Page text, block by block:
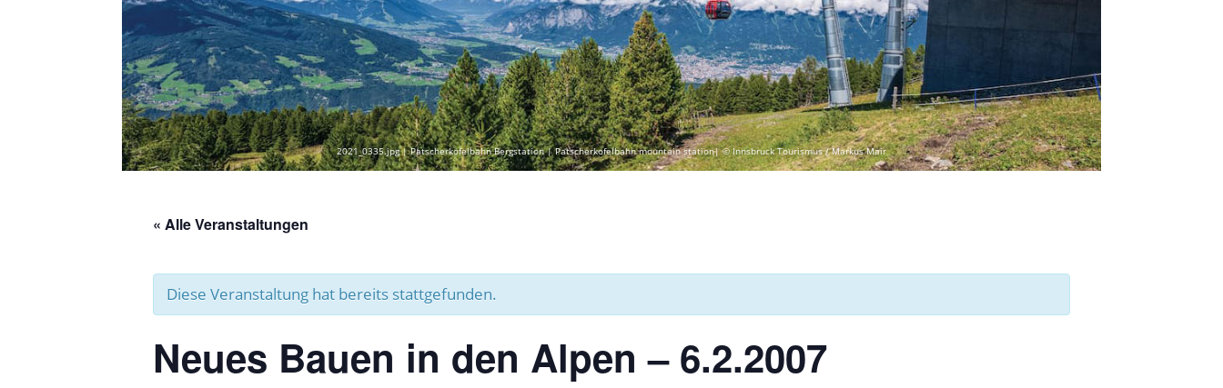
2021_0335.jpg | Patscherkofelbahn Bergstation | Patscherkofelbahn mountain station| © Innsbruck Tourismus / Markus Mair
« Alle Veranstaltungen
Diese Veranstaltung hat bereits stattgefunden.
Neues Bauen in den Alpen – 6.2.2007